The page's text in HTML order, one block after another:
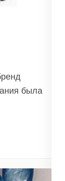
была